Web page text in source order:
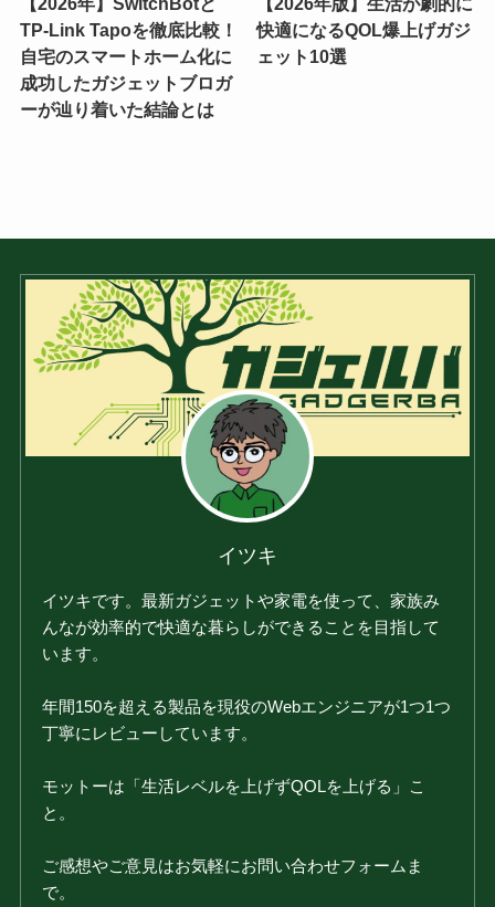
TP-Link Tapoを徹底比較！
自宅のスマートホーム化に
成功したガジェットブロガ
ーが辿り着いた結論とは
快適になるQOL爆上げガジ
ェット10選
イツキ
イツキです。最新ガジェットや家電を使って、家族み
んなが効率的で快適な暮らしができることを目指して
います。
年間150を超える製品を現役のWebエンジニアが1つ1つ
丁寧にレビューしています。
モットーは「生活レベルを上げずQOLを上げる」こ
と。
ご感想やご意見はお気軽にお問い合わせフォームま
で。